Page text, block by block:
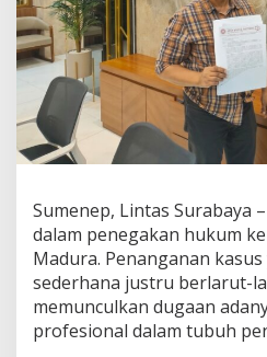
u
g
a
a
n
K
r
i
m
n
a
i
s
a
s
Sumenep, Lintas Surabaya
dalam penegakan hukum
Madura. Penanganan
sederhana justru berlarut-
memunculkan dugaan
profesional dalam tubuh